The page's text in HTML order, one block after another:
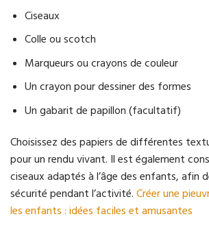
Ciseaux
Colle ou scotch
Marqueurs ou crayons de couleur
Un crayon pour dessiner des formes
Un gabarit de papillon (facultatif)
Choisissez des papiers de différentes
pour un rendu vivant. Il est également
ciseaux adaptés à l’âge des enfants, afin
sécurité pendant l’activité. Créer une
les enfants : idées faciles et amusantes